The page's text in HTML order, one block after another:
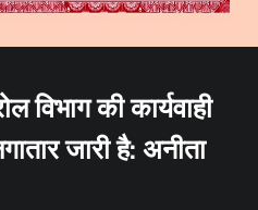
विभाग की कार्यवाही
जारी है: अनीता